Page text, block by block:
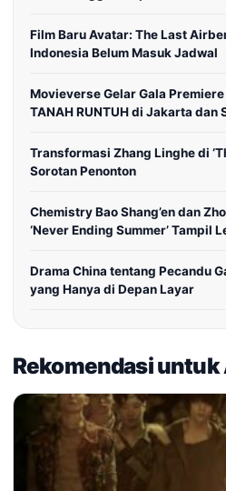
Film Baru Avatar: The Last
Indonesia Belum Masuk Jadwal
Movieverse Gelar Gala
TANAH RUNTUH di Jakarta dan
Transformasi Zhang Linghe di
Sorotan Penonton
Chemistry Bao Shang’en dan
‘Never Ending Summer’ Tampil
Drama China tentang Pecandu
yang Hanya di Depan Layar
Rekomendasi untuk